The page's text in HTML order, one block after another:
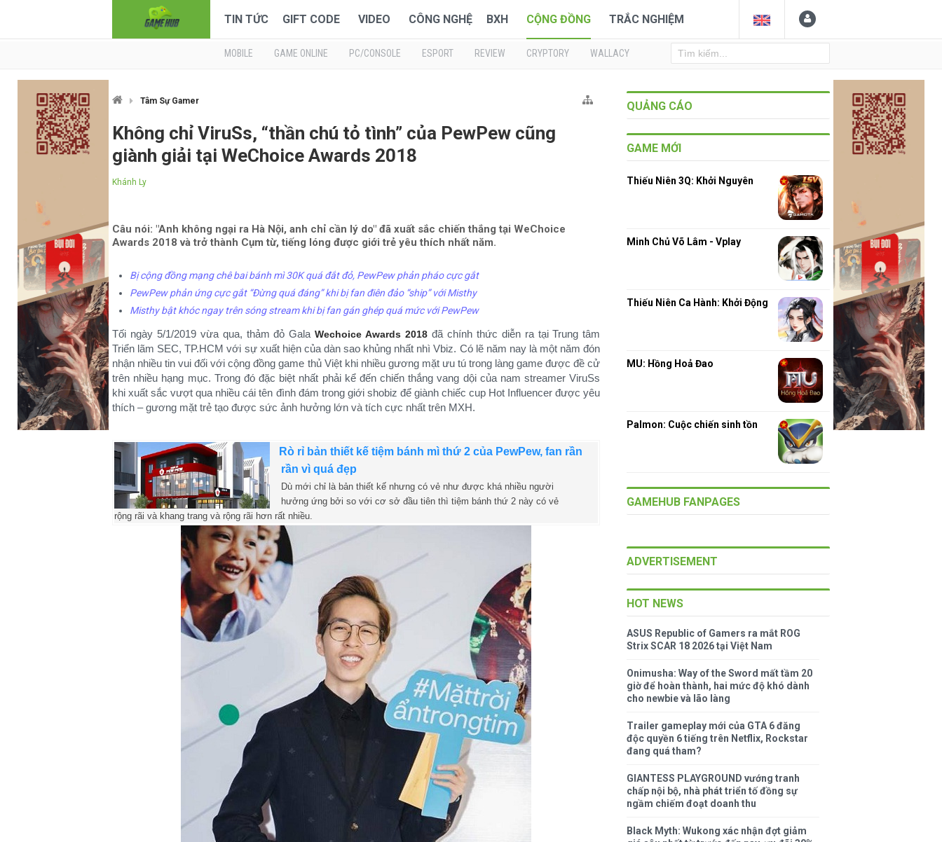
TIN TỨC GIFT CODE VIDEO CÔNG NGHỆ BXH CỘNG ĐỒNG TRẮC NGHIỆM
MOBILE GAME ONLINE PC/CONSOLE ESPORT REVIEW CRYPTORY WALLACY
Tâm Sự Gamer
Không chỉ ViruSs, “thần chú tỏ tình” của PewPew cũng
giành giải tại WeChoice Awards 2018
Khánh Ly
Câu nói: "Anh không ngại ra Hà Nội, anh chỉ cần lý do" đã xuất sắc chiến thắng tại WeChoice
Awards 2018 và trở thành Cụm từ, tiếng lóng được giới trẻ yêu thích nhất năm.
Bị cộng đồng mạng chê bai bánh mì 30K quá đắt đỏ, PewPew phản pháo cực gắt
PewPew phản ứng cực gắt “Đừng quá đáng” khi bị fan điên đảo “ship” với Misthy
Misthy bật khóc ngay trên sóng stream khi bị fan gán ghép quá mức với PewPew
Tối ngày 5/1/2019 vừa qua, thảm đỏ GalaWechoice Awards 2018 đã chính thức diễn ra tại Trung tâm
Triển lãm SEC, TP.HCM với sự xuất hiện của dàn sao khủng nhất nhì Vbiz. Có lẽ năm nay là một năm đón
nhận nhiều tin vui đối với cộng đồng game thủ Việt khi nhiều gương mặt ưu tú trong làng game được đề cử
trên nhiều hạng mục. Trong đó đặc biệt nhất phải kể đến chiến thắng vang dội của nam streamer ViruSs
khi xuất sắc vượt qua nhiều cái tên đình đám trong giới shobiz để giành chiếc cup Hot Influencer được yêu
thích – gương mặt trẻ tạo được sức ảnh hưởng lớn và tích cực nhất trên MXH.
Rò rỉ bản thiết kế tiệm bánh mì thứ 2 của PewPew, fan rần
rần vì quá đẹp
Dù mới chỉ là bản thiết kế nhưng có vẻ như được khá nhiều người
hưởng ứng bởi so với cơ sở đầu tiên thì tiệm bánh thứ 2 này có vẻ
rộng rãi và khang trang và rộng rãi hơn rất nhiều.
QUẢNG CÁO
GAME MỚI
Thiếu Niên 3Q: Khởi Nguyên
Minh Chủ Võ Lâm - Vplay
Thiếu Niên Ca Hành: Khởi Động
MU: Hồng Hoả Đao
Palmon: Cuộc chiến sinh tồn
GAMEHUB FANPAGES
ADVERTISEMENT
HOT NEWS
ASUS Republic of Gamers ra mắt ROG
Strix SCAR 18 2026 tại Việt Nam
Onimusha: Way of the Sword mất tầm 20
giờ để hoàn thành, hai mức độ khó dành
cho newbie và lão làng
Trailer gameplay mới của GTA 6 đăng
độc quyền 6 tiếng trên Netflix, Rockstar
đang quá tham?
GIANTESS PLAYGROUND vướng tranh
chấp nội bộ, nhà phát triển tố đồng sự
ngầm chiếm đoạt doanh thu
Black Myth: Wukong xác nhận đợt giảm